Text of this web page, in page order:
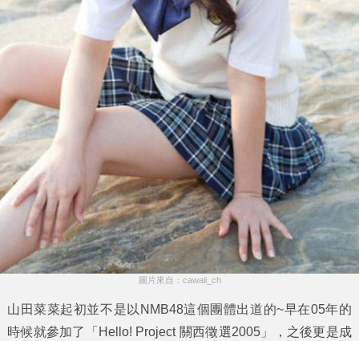
圖片來自：cawaii_ch
山田菜菜起初並不是以 NMB48這個團體出道的~早在05年的
時候就參加了「Hello! Project 關西徵選2005」，之後更是成